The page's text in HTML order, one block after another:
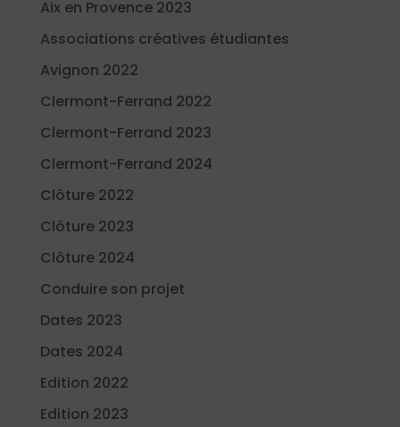
Aix en Provence 2023
Associations créatives étudiantes
Avignon 2022
Clermont-Ferrand 2022
Clermont-Ferrand 2023
Clermont-Ferrand 2024
Clôture 2022
Clôture 2023
Clôture 2024
Conduire son projet
Dates 2023
Dates 2024
Edition 2022
Edition 2023